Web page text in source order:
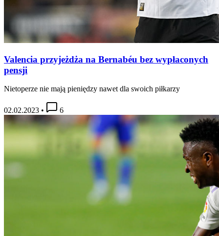
Valencia przyjeżdża na Bernabéu bez wypłaconych
pensji
Nietoperze nie mają pieniędzy nawet dla swoich piłkarzy
02.02.2023 • 6